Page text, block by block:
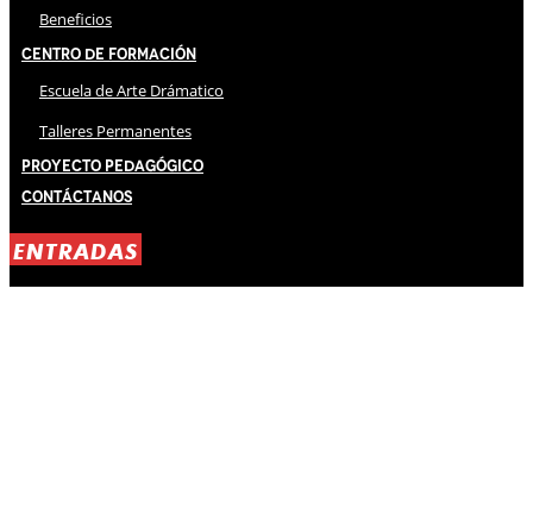
Beneficios
Centro de Formación
Escuela de Arte Drámatico
Talleres Permanentes
Proyecto Pedagógico
Contáctanos
ENTRADAS